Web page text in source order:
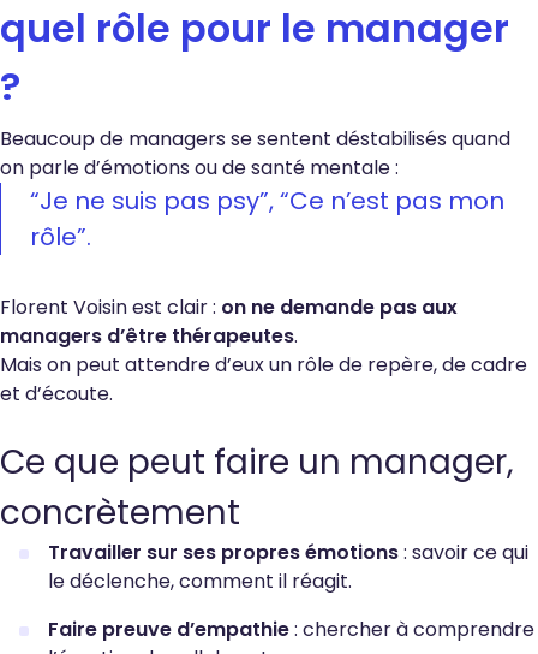
quel rôle pour le manager
?
Beaucoup de managers se sentent déstabilisés quand
on parle d’émotions ou de santé mentale :
“Je ne suis pas psy”, “Ce n’est pas mon
rôle”.
Florent Voisin est clair : on ne demande pas aux
managers d’être thérapeutes.
Mais on peut attendre d’eux un rôle de repère, de cadre
et d’écoute.
Ce que peut faire un manager,
concrètement
Travailler sur ses propres émotions: savoir ce qui
le déclenche, comment il réagit.
Faire preuve d’empathie: chercher à comprendre